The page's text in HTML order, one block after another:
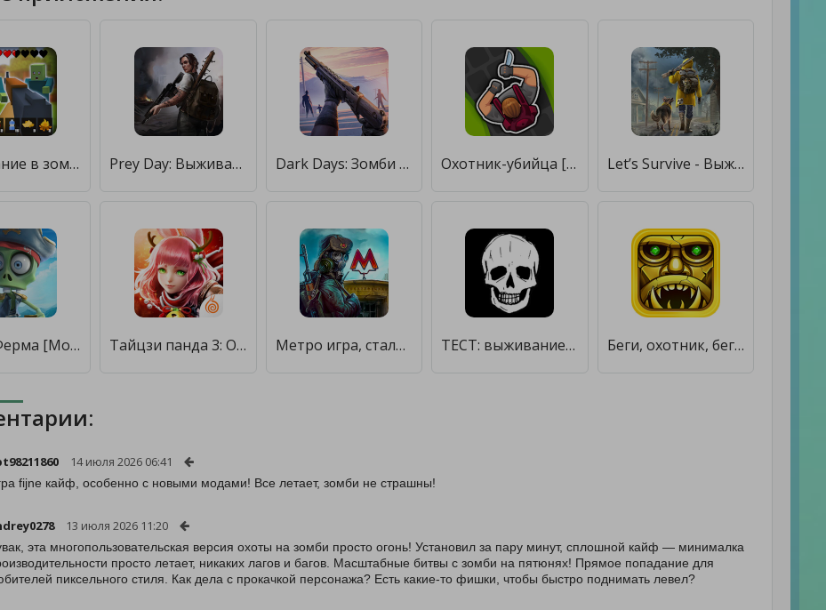
Выживание в зомби-крафте [Мод меню] Prey Day: Выживание в зомби апокалипсис [Мод меню] Dark Days: Зомби выживание [Много монет] Охотник-убийца [Бесплатные покупки] Let’s Survive - Выживание в зомби апокалипсис [Много денег]
Зомби Ферма [Мод меню] Тайцзи панда 3: Охотник за драконом [Много денег] Метро игра, сталкер охотник на зомби [Бесплатные покупки] ТЕСТ: выживание, зомби, война [Мод меню] Беги, охотник, беги: Монстр-бегун [Мод меню]
14 июля 2026 06:41
fijne кайф, особенно с новыми модами! Все летает, зомби не страшны!
13 июля 2026 11:20
эта многопользовательская версия охоты на зомби просто огонь! Установил за пару минут, сплошной кайф — минималка
просто летает, никаких лагов и багов. Масштабные битвы с зомби на пятюнях! Прямое попадание для
пиксельного стиля. Как дела с прокачкой персонажа? Есть какие-то фишки, чтобы быстро поднимать левел?